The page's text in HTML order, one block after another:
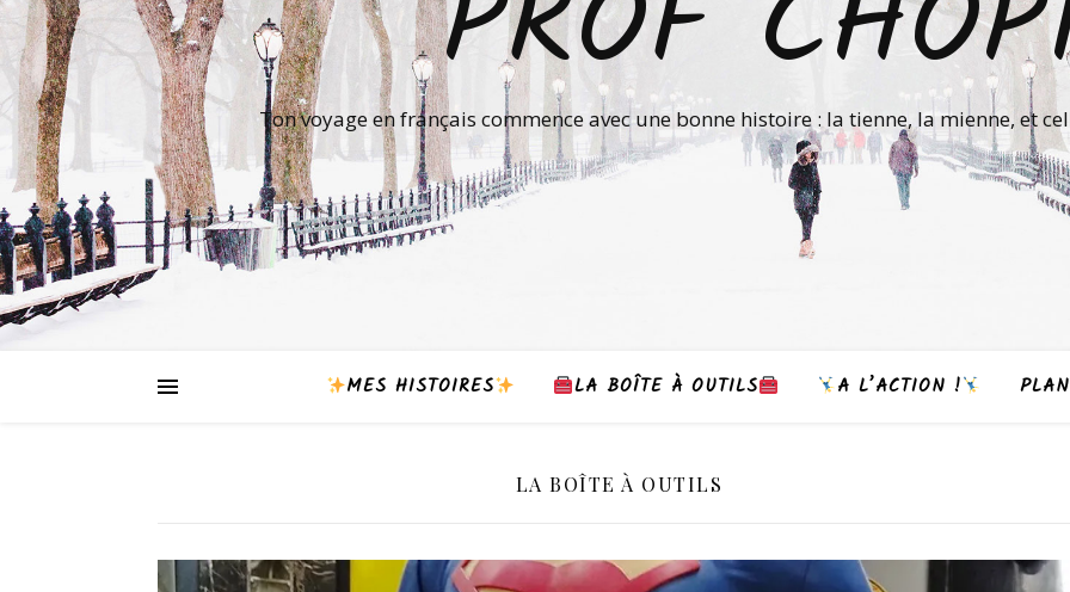
Ton voyage en français commence avec une bonne histoire : la tienne, la mienne, et
MES HISTOIRES LA BOÎTE À OUTILS A L’ACTION !
LA BOÎTE À OUTILS